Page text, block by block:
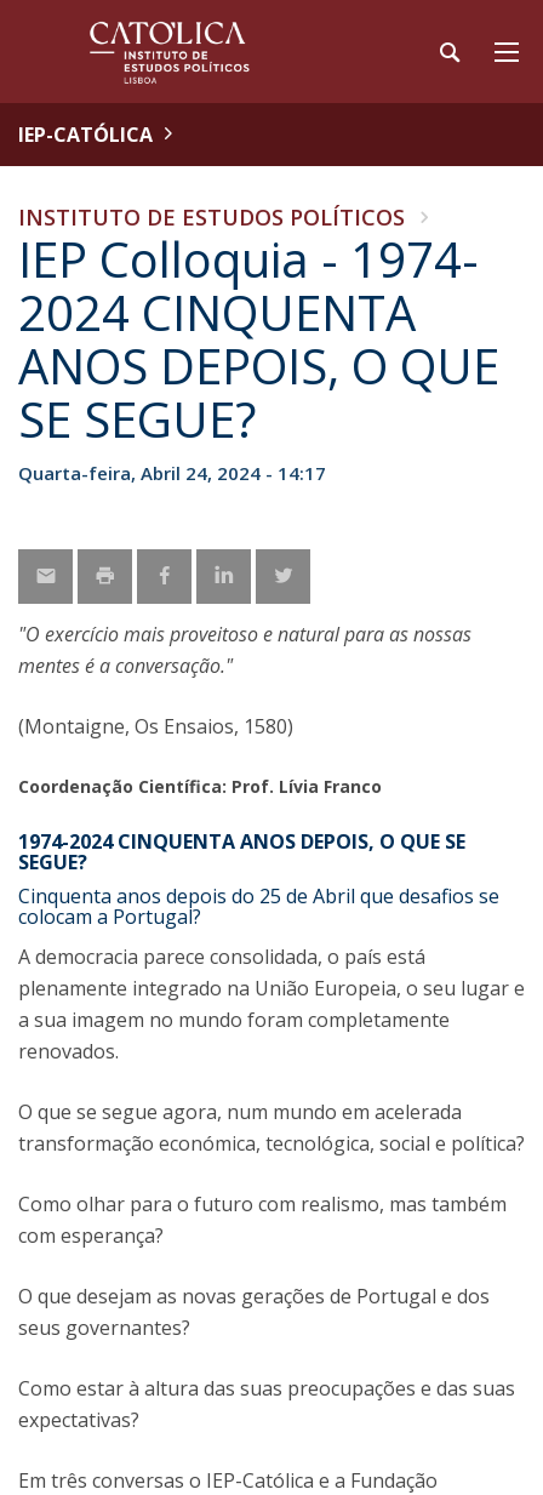
IEP-CATÓLICA
INSTITUTO DE ESTUDOS POLÍTICOS
IEP Colloquia - 1974-
2024 CINQUENTA
ANOS DEPOIS, O QUE
SE SEGUE?
Quarta-feira, Abril 24, 2024 - 14:17
"O exercício mais proveitoso e natural para as nossas
mentes é a conversação."
(Montaigne, Os Ensaios, 1580)
Coordenação Científica: Prof. Lívia Franco
1974-2024 CINQUENTA ANOS DEPOIS, O QUE SE
SEGUE?
Cinquenta anos depois do 25 de Abril que desafios se
colocam a Portugal?
A democracia parece consolidada, o país está
plenamente integrado na União Europeia, o seu lugar e
a sua imagem no mundo foram completamente
renovados.
O que se segue agora, num mundo em acelerada
transformação económica, tecnológica, social e política?
Como olhar para o futuro com realismo, mas também
com esperança?
O que desejam as novas gerações de Portugal e dos
seus governantes?
Como estar à altura das suas preocupações e das suas
expectativas?
Em três conversas o IEP-Católica e a Fundação